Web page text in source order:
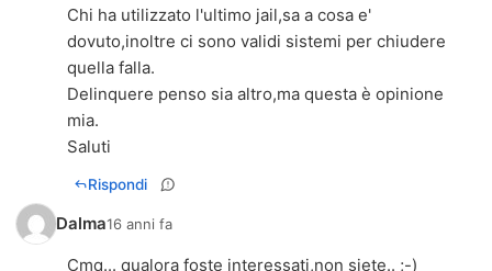
Chi ha utilizzato l'ultimo jail,sa a cosa e'
dovuto,inoltre ci sono validi sistemi per chiudere
quella falla.
Delinquere penso sia altro,ma questa è opinione
mia.
Saluti
Rispondi
Dalma16 anni fa
Cmq... qualora foste interessati,non siete.. ;-)